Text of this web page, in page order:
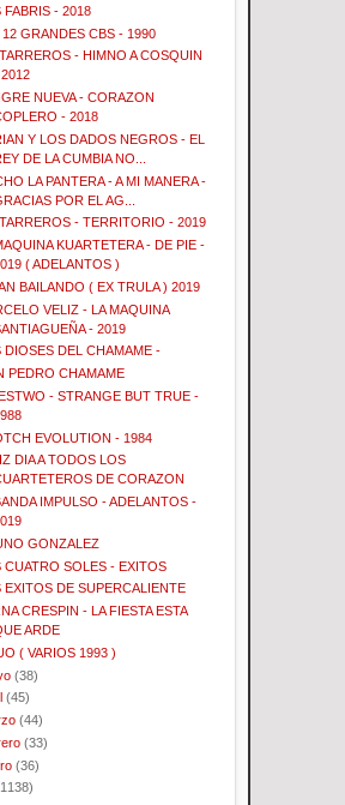
FABRIS - 2018
12 GRANDES CBS - 1990
- HIMNO A COSQUIN
NUEVA - CORAZON
- 2018
Y LOS DADOS NEGROS - EL
DE LA CUMBIA NO...
LA PANTERA - A MI MANERA -
POR EL AG...
- TERRITORIO - 2019
KUARTETERA - DE PIE -
( ADELANTOS )
BAILANDO ( EX TRULA ) 2019
VELIZ - LA MAQUINA
- 2019
DIOSES DEL CHAMAME -
PEDRO CHAMAME
- STRANGE BUT TRUE -
EVOLUTION - 1984
DIA A TODOS LOS
DE CORAZON
IMPULSO - ADELANTOS -
GONZALEZ
CUATRO SOLES - EXITOS
EXITOS DE SUPERCALIENTE
CRESPIN - LA FIESTA ESTA
ARDE
( VARIOS 1993 )
(38)
(45)
(44)
(33)
(36)